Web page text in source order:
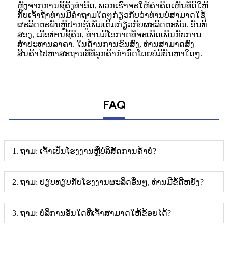
ຫຼັງຈາກການຊື້ຄັ້ງທໍາອິດ, ພວກເຮົາຈະໃຫ້ຄໍາຄິດເຫັນທີ່ດີໃຫ້
ກັບເຈົ້າຖ້າທ່ານມີຄໍາຖາມໃດໆກ່ຽວກັບວ່າທ່ານບໍ່ສາມາດໃຊ້
ຜະລິດຕະພັນຫຼືຢາກຮູ້ເພີ່ມເຕີມກ່ຽວກັບຜະລິດຕະພັນ. ອັນທີ
ສອງ, ເມື່ອທ່ານຊື້ຄືນ, ທ່ານມີໂອກາດທີ່ຈະເພີດເພີນກັບການ
ສໍາປະທານລາຄາ. ໃນດ້ານການຂົນສົ່ງ, ທ່ານສາມາດສົ່ງ
ສິນຄ້າໄປຫາສະຖານທີ່ທີ່ລູກຄ້າກໍານົດໂດຍບໍ່ມີບັນຫາໃດໆ.
FAQ
1. ຖາມ: ເຈົ້າເປັນໂຮງງານຫຼືບໍລິສັດການຄ້າບໍ?
2. ຖາມ: ປຽບທຽບກັບໂຮງງານຜະລິດອື່ນໆ, ທ່ານມີຂໍ້ດີຫຍັງ?
3. ຖາມ: ບໍລິການອັນໃດທີ່ເຈົ້າສາມາດໃຫ້ຂ້ອຍໄດ້?